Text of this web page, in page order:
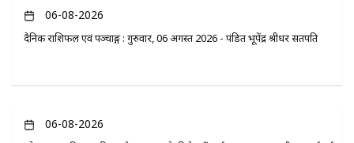
06-08-2026
दैनिक राशिफल एवं पञ्चाङ्ग : गुरुवार, 06 अगस्त 2026 - पंडित भूपेंद्र श्रीधर सतपति
06-08-2026